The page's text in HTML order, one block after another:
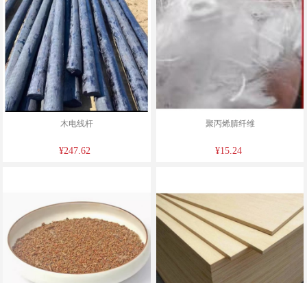
木电线杆
¥247.62
聚丙烯腈纤维
¥15.24